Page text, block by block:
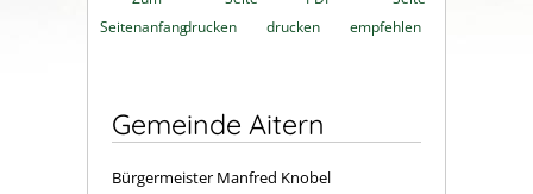
Seitenanfangdrucken
drucken
empfehlen
Gemeinde Aitern
Bürgermeister Manfred Knobel